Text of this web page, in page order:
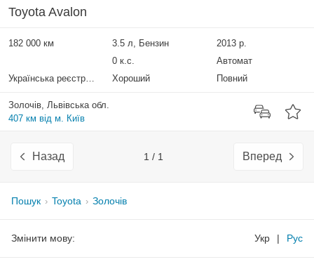
Toyota Avalon
182 000 км 3.5 л, Бензин
2013 р.
0 к.с.
Автомат
Українська реєстрація
Хороший Повний
Золочів, Львівська обл.
407 км від м. Київ
Назад 1 / 1 Вперед
Пошук Toyota Золочів
Змінити мову: Укр | Рус